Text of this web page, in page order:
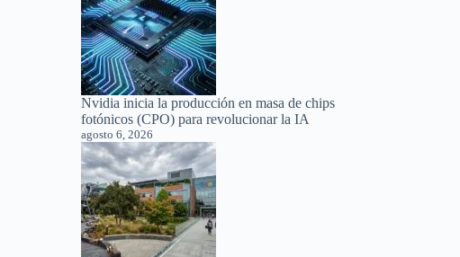
Nvidia inicia la producción en masa de chips
fotónicos (CPO) para revolucionar la IA
agosto 6, 2026